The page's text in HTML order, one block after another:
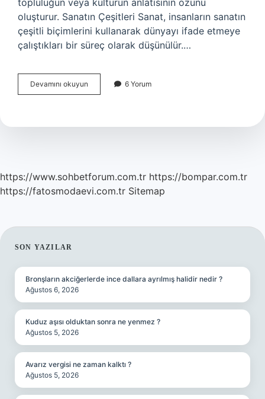
topluluğun veya kültürün anlatısının özünü
oluşturur. Sanatın Çeşitleri Sanat, insanların sanatın
çeşitli biçimlerini kullanarak dünyayı ifade etmeye
çalıştıkları bir süreç olarak düşünülür.…
Devamını okuyun
nedir
ödev
6 Yorum
https://www.sohbetforum.com.tr https://bompar.com.tr
https://fatosmodaevi.com.tr Sitemap
SIDEBAR
SON YAZILAR
Bronşların akciğerlerde ince dallara ayrılmış halidir nedir ?
Ağustos 6, 2026
Kuduz aşısı olduktan sonra ne yenmez ?
Ağustos 5, 2026
Avarız vergisi ne zaman kalktı ?
Ağustos 5, 2026